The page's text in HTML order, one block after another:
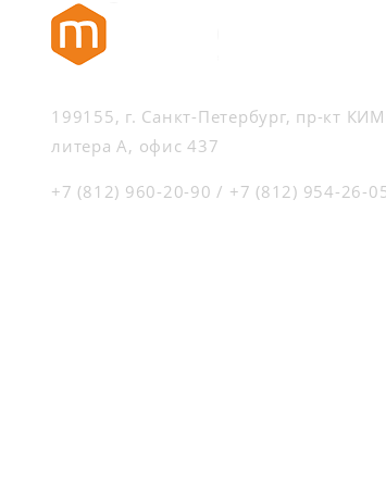
199155, г. Санкт-Петербург, пр-кт
литера А, офис 437
+7 (812) 960-20-90 / +7 (812) 954-26-